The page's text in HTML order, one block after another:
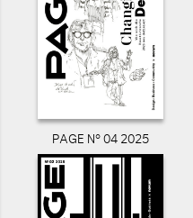
PAGE N° 04 2025